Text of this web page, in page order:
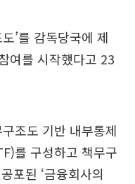
’를 감독당국에 제
여를 시작했다고 23
조도 기반 내부통제
를 구성하고 책무구
포된 ‘금융회사의